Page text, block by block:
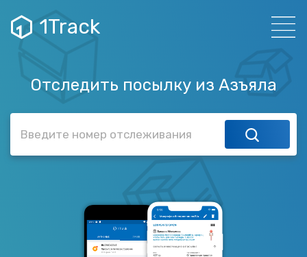
1Track
Отследить посылку из Азъяла